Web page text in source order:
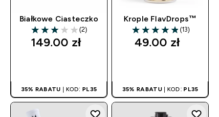
Białkowe Ciasteczko
3 out of 5 stars
(2)
149.00 zł‎
35% RABATU | KOD: PL35
Krople FlavDrops™
4.85 out of 5 stars
(13)
49.00 zł‎
35% RABATU | KOD: PL35